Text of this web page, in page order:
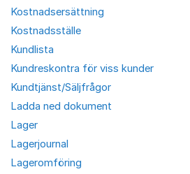
Kostnadsersättning
Kostnadsställe
Kundlista
Kundreskontra för viss kunder
Kundtjänst/Säljfrågor
Ladda ned dokument
Lager
Lagerjournal
Lageromföring